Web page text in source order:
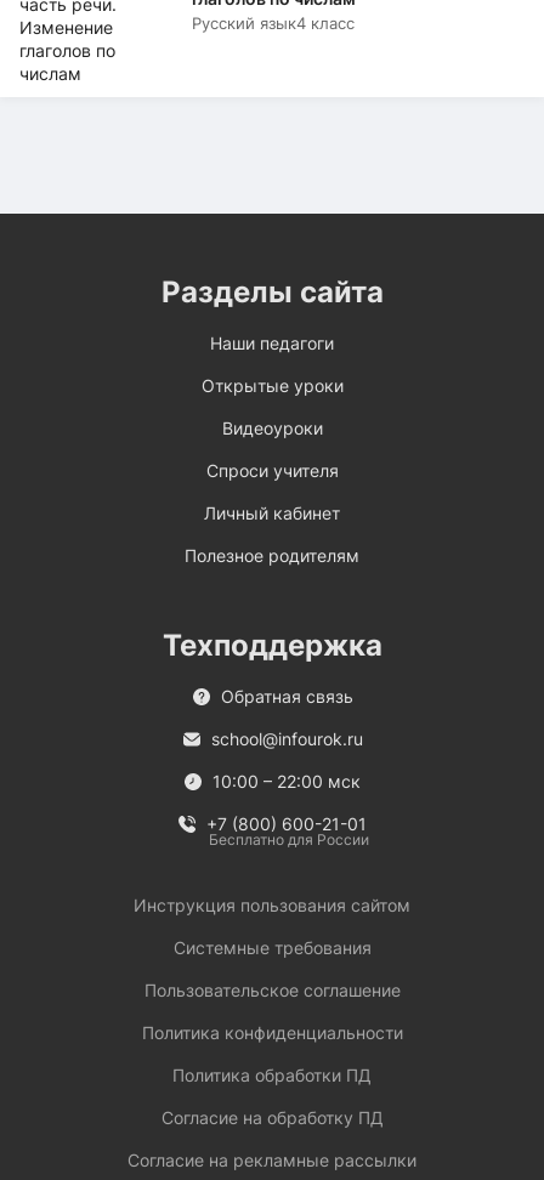
Русский язык4 класс
Разделы сайта
Наши педагоги
Открытые уроки
Видеоуроки
Спроси учителя
Личный кабинет
Полезное родителям
Техподдержка
Обратная связь
school@infourok.ru
10:00 – 22:00 мск
+7 (800) 600-21-01
Бесплатно для России
Инструкция пользования сайтом
Системные требования
Пользовательское соглашение
Политика конфиденциальности
Политика обработки ПД
Согласие на обработку ПД
Согласие на рекламные рассылки